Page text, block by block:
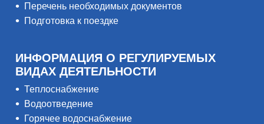
Перечень необходимых документов
Подготовка к поездке
ИНФОРМАЦИЯ О РЕГУЛИРУЕМЫХ
ВИДАХ ДЕЯТЕЛЬНОСТИ
Теплоснабжение
Водоотведение
Горячее водоснабжение